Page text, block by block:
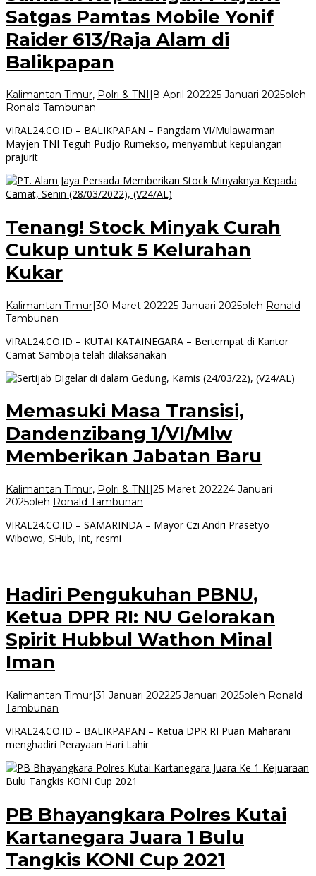
Satgas Pamtas Mobile Yonif
Raider 613/Raja Alam di
Balikpapan
Kalimantan Timur, Polri & TNI 8 April 202225 Januari 2025oleh
Ronald Tambunan
VIRAL24.CO.ID – BALIKPAPAN – Pangdam VI/Mulawarman
Mayjen TNI Teguh Pudjo Rumekso, menyambut kepulangan
prajurit
Tenang! Stock Minyak Curah
Cukup untuk 5 Kelurahan
Kukar
Kalimantan Timur|30 Maret 202225 Januari 2025oleh Ronald
Tambunan
VIRAL24.CO.ID – KUTAI KATAINEGARA – Bertempat di Kantor
Camat Samboja telah dilaksanakan
Memasuki Masa Transisi,
Dandenzibang 1/VI/Mlw
Memberikan Jabatan Baru
Kalimantan Timur, Polri & TNI|25 Maret 202224 Januari
2025oleh Ronald Tambunan
VIRAL24.CO.ID – SAMARINDA – Mayor Czi Andri Prasetyo
Wibowo, SHub, Int, resmi
Hadiri Pengukuhan PBNU,
Ketua DPR RI: NU Gelorakan
Spirit Hubbul Wathon Minal
Iman
Kalimantan Timur|31 Januari 202225 Januari 2025oleh Ronald
Tambunan
VIRAL24.CO.ID – BALIKPAPAN – Ketua DPR RI Puan Maharani
menghadiri Perayaan Hari Lahir
PB Bhayangkara Polres Kutai
Kartanegara Juara 1 Bulu
Tangkis KONI Cup 2021